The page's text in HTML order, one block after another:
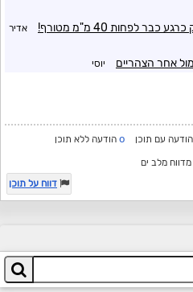
לפחות 40 מ"מ מטורף! אדיר
יוסי
הודעה עם תוכן o הודעה ללא תוכן
מדווח מלב ים
דווח על תוכן